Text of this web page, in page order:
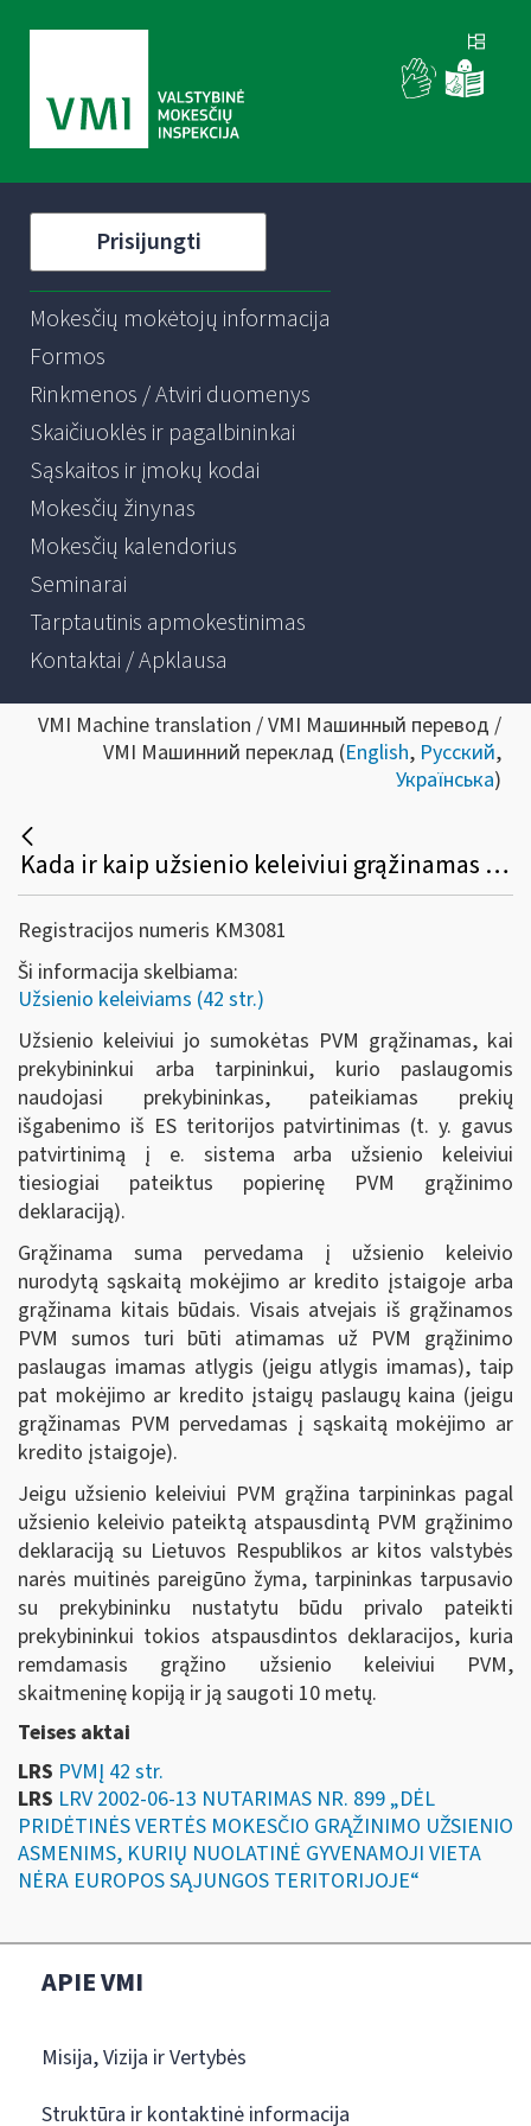
Prisijungti
Mokesčių mokėtojų informacija
Formos
Rinkmenos / Atviri duomenys
Skaičiuoklės ir pagalbininkai
Sąskaitos ir įmokų kodai
Mokesčių žinynas
Mokesčių kalendorius
Seminarai
Tarptautinis apmokestinimas
Kontaktai / Apklausa
VMI Machine translation / VMI Машинный перевод /
VMI Машинний переклад (English, Русский,
Українська)
Kada ir kaip užsienio keleiviui grąžinamas sumokėtas PVM?
Registracijos numeris KM3081
Ši informacija skelbiama:
Užsienio keleiviams (42 str.)
Užsienio keleiviui jo sumokėtas PVM grąžinamas, kai
prekybininkui arba tarpininkui, kurio paslaugomis
naudojasi prekybininkas, pateikiamas prekių
išgabenimo iš ES teritorijos patvirtinimas (t. y. gavus
patvirtinimą į e. sistema arba užsienio keleiviui
tiesiogiai pateiktus popierinę PVM grąžinimo
deklaraciją).
Grąžinama suma pervedama į užsienio keleivio
nurodytą sąskaitą mokėjimo ar kredito įstaigoje arba
grąžinama kitais būdais. Visais atvejais iš grąžinamos
PVM sumos turi būti atimamas už PVM grąžinimo
paslaugas imamas atlygis (jeigu atlygis imamas), taip
pat mokėjimo ar kredito įstaigų paslaugų kaina (jeigu
grąžinamas PVM pervedamas į sąskaitą mokėjimo ar
kredito įstaigoje).
Jeigu užsienio keleiviui PVM grąžina tarpininkas pagal
užsienio keleivio pateiktą atspausdintą PVM grąžinimo
deklaraciją su Lietuvos Respublikos ar kitos valstybės
narės muitinės pareigūno žyma, tarpininkas tarpusavio
su prekybininku nustatytu būdu privalo pateikti
prekybininkui tokios atspausdintos deklaracijos, kuria
remdamasis grąžino užsienio keleiviui PVM,
skaitmeninę kopiją ir ją saugoti 10 metų.
Teises aktai
LRS PVMĮ 42 str.
LRS LRV 2002-06-13 NUTARIMAS NR. 899 „DĖL
PRIDĖTINĖS VERTĖS MOKESČIO GRĄŽINIMO UŽSIENIO
ASMENIMS, KURIŲ NUOLATINĖ GYVENAMOJI VIETA
NĖRA EUROPOS SĄJUNGOS TERITORIJOJE“
APIE VMI
Misija, Vizija ir Vertybės
Struktūra ir kontaktinė informacija